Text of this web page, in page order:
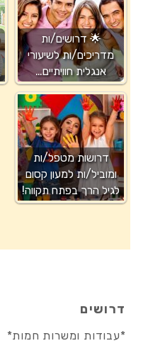
🌟 דרושים/ות
מדריכים/ות לשיעורי
אנגלית חוויתיים…
דרושות מטפל/ות
ומוביל/ות למעון קסום
לגיל הרך בפתח תקווה!
דרושים
*עבודות ומשרות חמות*